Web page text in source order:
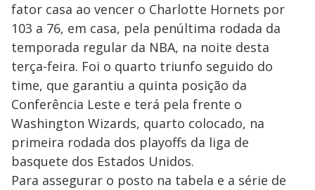
fator casa ao vencer o Charlotte Hornets por
103 a 76, em casa, pela penúltima rodada da
temporada regular da NBA, na noite desta
terça-feira. Foi o quarto triunfo seguido do
time, que garantiu a quinta posição da
Conferência Leste e terá pela frente o
Washington Wizards, quarto colocado, na
primeira rodada dos playoffs da liga de
basquete dos Estados Unidos.
Para assegurar o posto na tabela e a série de